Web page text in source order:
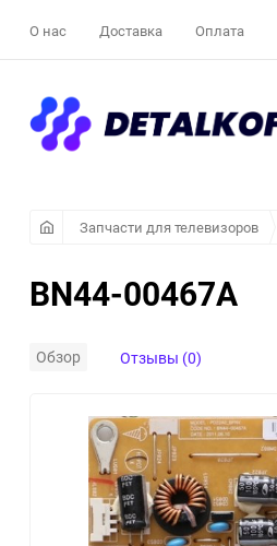
О нас Доставка Оплата
Запчасти для телевизоров
BN44-00467A
Обзор Отзывы (0)